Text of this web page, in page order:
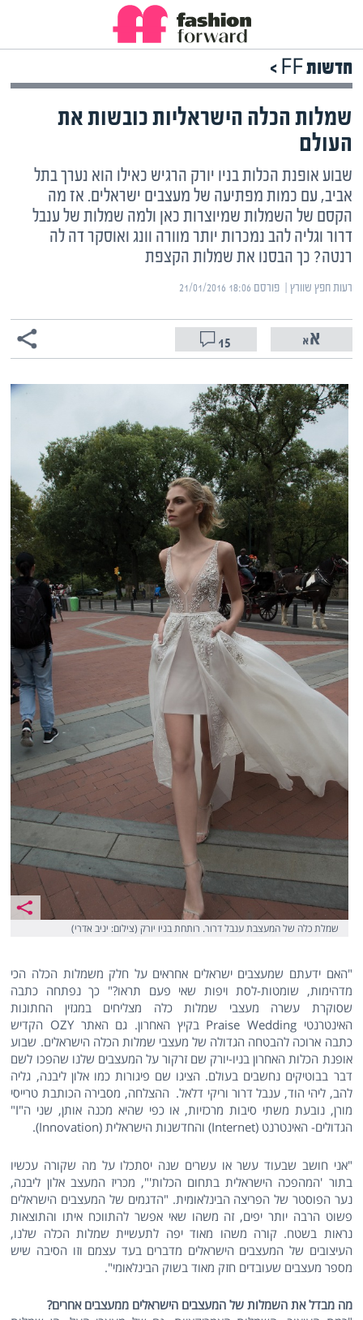
חדשות FF >
שמלות הכלה הישראליות כובשות את
העולם
שבוע אופנת הכלות בניו יורק הרגיש כאילו הוא נערך בתל
אביב, עם כמות מפתיעה של מעצבים ישראלים. אז מה
הקסם של השמלות שמיוצרות כאן ולמה שמלות של ענבל
דרור וגליה להב נמכרות יותר מוורה וונג ואוסקר דה לה
רנטה? כך הבסנו את שמלות הקצפת
רעות חפץ שוורץ | ‏פורסם ‎21/01/2016 18:06
15
שמלת כלה של המעצבת ענבל דרור. רותחת בניו יורק (צילום: יניב אדרי)
"האם ידעתם שמעצבים ישראלים אחראים על חלק משמלות הכלה הכי
מדהימות, שומטות-לסת ויפות שאי פעם תראו?" כך נפתחה כתבה
שסוקרת עשרה מעצבי שמלות כלה מצליחים במגזין החתונות
האינטרנטי Praise Wedding בקיץ האחרון. גם האתר OZY הקדיש
כתבה ארוכה להבטחה הגדולה של מעצבי שמלות הכלה הישראלים. שבוע
אופנת הכלות האחרון בניו-יורק שם זרקור על המעצבים שלנו שהפכו לשם
דבר בבוטיקים נחשבים בעולם. הציגו שם פיגורות כמו אלון ליבנה, גליה
להב, ליהי הוד, ענבל דרור וריקי דלאל. ההצלחה, מסבירה הכותבת טרייסי
מורן, נובעת משתי סיבות מרכזיות, או כפי שהיא מכנה אותן, שני ה"I"
הגדולים- האינטרנט (Internet) והחדשנות הישראלית (Innovation).
"אני חושב שבעוד עשר או עשרים שנה יסתכלו על מה שקורה עכשיו
בתור 'המהפכה הישראלית בתחום הכלות'", מכריז המעצב אלון ליבנה,
נער הפוסטר של הפריצה הבינלאומית. "הדגמים של המעצבים הישראלים
פשוט הרבה יותר יפים, זה משהו שאי אפשר להתווכח איתו והתוצאות
נראות בשטח. קורה משהו מאוד יפה לתעשיית שמלות הכלה שלנו,
העיצובים של המעצבים הישראלים מדברים בעד עצמם וזו הסיבה שיש
מספר מעצבים שעובדים חזק מאוד בשוק הבינלאומי".
מה מבדל את השמלות של המעצבים הישראלים ממעצבים אחרים?